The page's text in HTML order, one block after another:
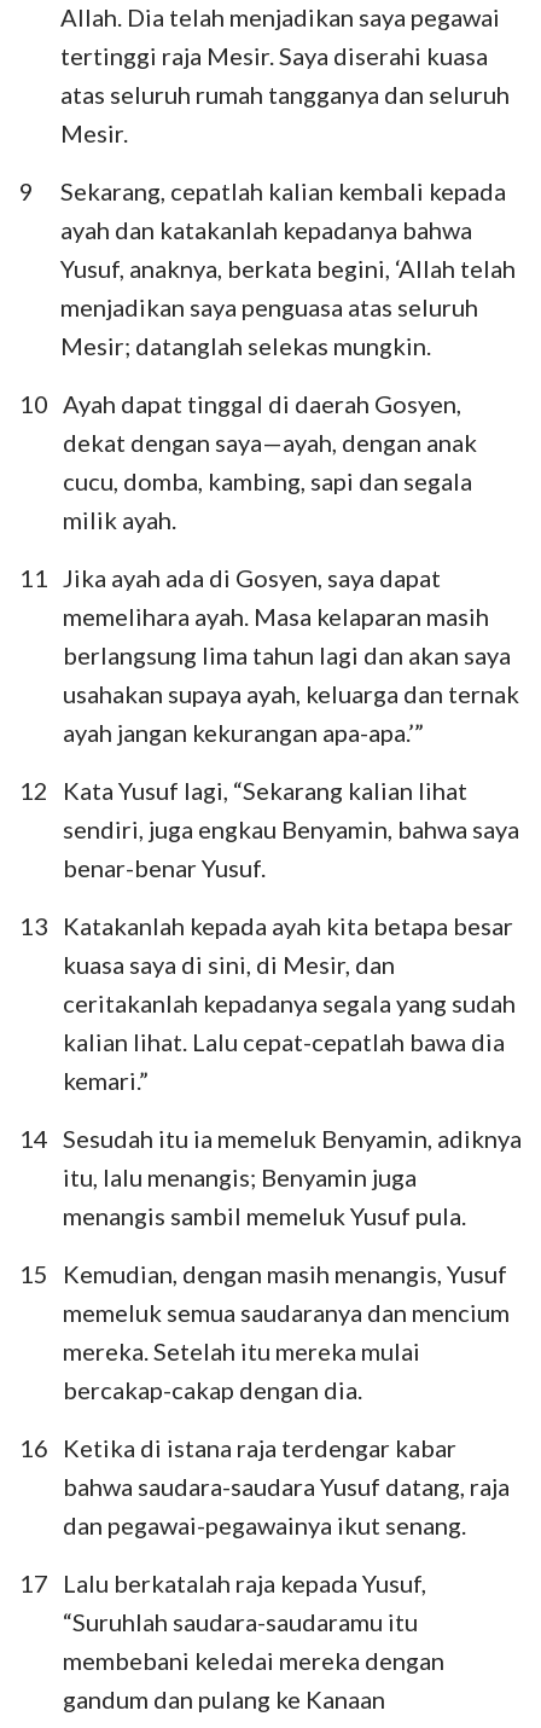
Allah. Dia telah menjadikan saya pegawai
tertinggi raja Mesir. Saya diserahi kuasa
atas seluruh rumah tangganya dan seluruh
Mesir.
9
Sekarang, cepatlah kalian kembali kepada
ayah dan katakanlah kepadanya bahwa
Yusuf, anaknya, berkata begini, ‘Allah telah
menjadikan saya penguasa atas seluruh
Mesir; datanglah selekas mungkin.
10 Ayah dapat tinggal di daerah Gosyen,
dekat dengan saya—ayah, dengan anak
cucu, domba, kambing, sapi dan segala
milik ayah.
11
Jika ayah ada di Gosyen, saya dapat
memelihara ayah. Masa kelaparan masih
berlangsung lima tahun lagi dan akan saya
usahakan supaya ayah, keluarga dan ternak
ayah jangan kekurangan apa-apa.’”
12
Kata Yusuf lagi, “Sekarang kalian lihat
sendiri, juga engkau Benyamin, bahwa saya
benar-benar Yusuf.
13
Katakanlah kepada ayah kita betapa besar
kuasa saya di sini, di Mesir, dan
ceritakanlah kepadanya segala yang sudah
kalian lihat. Lalu cepat-cepatlah bawa dia
kemari.”
14 Sesudah itu ia memeluk Benyamin, adiknya
itu, lalu menangis; Benyamin juga
menangis sambil memeluk Yusuf pula.
15
Kemudian, dengan masih menangis, Yusuf
memeluk semua saudaranya dan mencium
mereka. Setelah itu mereka mulai
bercakap-cakap dengan dia.
16
Ketika di istana raja terdengar kabar
bahwa saudara-saudara Yusuf datang, raja
dan pegawai-pegawainya ikut senang.
17
Lalu berkatalah raja kepada Yusuf,
“Suruhlah saudara-saudaramu itu
membebani keledai mereka dengan
gandum dan pulang ke Kanaan